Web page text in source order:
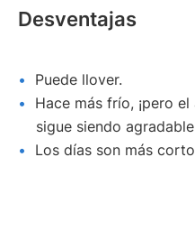
Desventajas
Puede llover.
Hace más frío, ¡pero
sigue siendo
Los días son más